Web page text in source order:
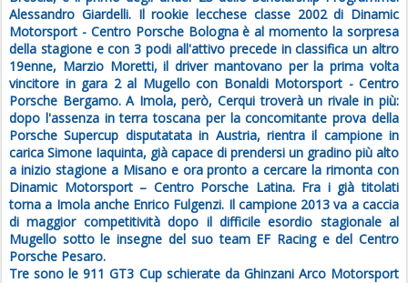
Alessandro Giardelli. Il rookie lecchese classe 2002 di Dinamic
Motorsport - Centro Porsche Bologna è al momento la sorpresa
della stagione e con 3 podi all'attivo precede in classifica un altro
19enne, Marzio Moretti, il driver mantovano per la prima volta
vincitore in gara 2 al Mugello con Bonaldi Motorsport - Centro
Porsche Bergamo. A Imola, però, Cerqui troverà un rivale in più:
dopo l'assenza in terra toscana per la concomitante prova della
Porsche Supercup disputatata in Austria, rientra il campione in
carica Simone Iaquinta, già capace di prendersi un gradino più alto
a inizio stagione a Misano e ora pronto a cercare la rimonta con
Dinamic Motorsport – Centro Porsche Latina. Fra i già titolati
torna a Imola anche Enrico Fulgenzi. Il campione 2013 va a caccia
di maggior competitività dopo il difficile esordio stagionale al
Mugello sotto le insegne del suo team EF Racing e del Centro
Porsche Pesaro.
Tre sono le 911 GT3 Cup schierate da Ghinzani Arco Motorsport